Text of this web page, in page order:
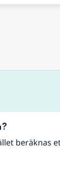
beräknas